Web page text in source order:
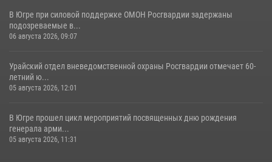
В Югре при силовой поддержке ОМОН Росгвардии задержаны
подозреваемые в...
06 августа 2026, 09:07
Урайский отдел вневедомственной охраны Росгвардии отмечает 60-
летний ю...
05 августа 2026, 12:01
В Югре прошел цикл мероприятий посвященных дню рождения
генерала арми...
05 августа 2026, 11:31